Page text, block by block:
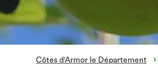
Côtes d'Armor le Département